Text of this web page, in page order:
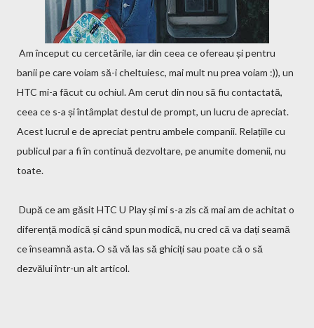
Am început cu cercetările, iar din ceea ce ofereau și pentru
banii pe care voiam să-i cheltuiesc, mai mult nu prea voiam :)), un
HTC mi-a făcut cu ochiul. Am cerut din nou să fiu contactată,
ceea ce s-a și întâmplat destul de prompt, un lucru de apreciat.
Acest lucrul e de apreciat pentru ambele companii. Relațiile cu
publicul par a fi în continuă dezvoltare, pe anumite domenii, nu
toate.
După ce am găsit HTC U Play și mi s-a zis că mai am de achitat o
diferență modică și când spun modică, nu cred că va dați seamă
ce înseamnă asta. O să vă las să ghiciți sau poate că o să
dezvălui într-un alt articol.